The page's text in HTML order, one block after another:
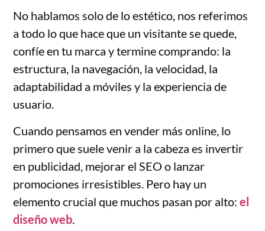
No hablamos solo de lo estético, nos referimos
a todo lo que hace que un visitante se quede,
confíe en tu marca y termine comprando: la
estructura, la navegación, la velocidad, la
adaptabilidad a móviles y la experiencia de
usuario.
Cuando pensamos en vender más online, lo
primero que suele venir a la cabeza es invertir
en publicidad, mejorar el SEO o lanzar
promociones irresistibles. Pero hay un
elemento crucial que muchos pasan por alto:el
diseño web